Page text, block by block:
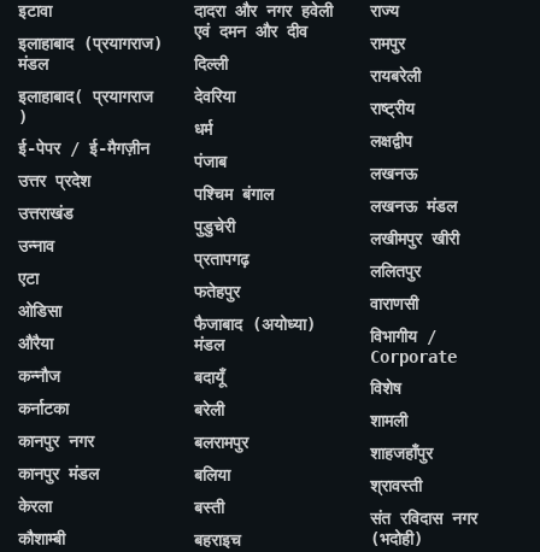
इटावा
इलाहाबाद (प्रयागराज)
मंडल
इलाहाबाद( प्रयागराज
)
ई-पेपर / ई-मैगज़ीन
उत्तर प्रदेश
उत्तराखंड
उन्नाव
एटा
ओडिसा
औरैया
कन्नौज
कर्नाटका
कानपुर नगर
कानपुर मंडल
केरला
कौशाम्बी
दादरा और नगर हवेली
एवं दमन और दीव
दिल्ली
देवरिया
धर्म
पंजाब
पश्चिम बंगाल
पुडुचेरी
प्रतापगढ़
फतेहपुर
फैजाबाद (अयोध्या)
मंडल
बदायूँ
बरेली
बलरामपुर
बलिया
बस्ती
बहराइच
राज्य
रामपुर
रायबरेली
राष्ट्रीय
लक्षद्वीप
लखनऊ
लखनऊ मंडल
लखीमपुर खीरी
ललितपुर
वाराणसी
विभागीय /
Corporate
विशेष
शामली
शाहजहाँपुर
श्रावस्ती
संत रविदास नगर
(भदोही)